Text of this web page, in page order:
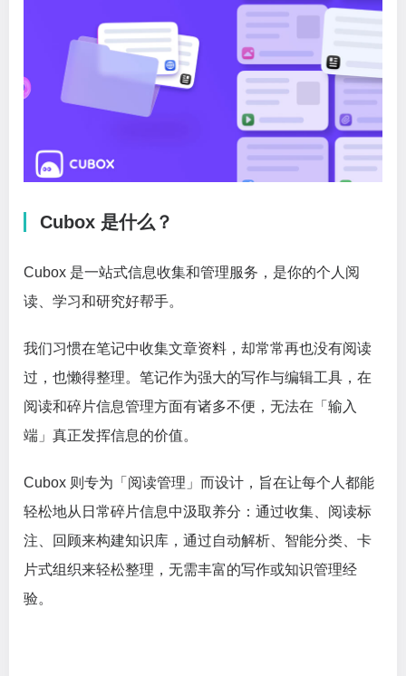
Cubox 是什么？
Cubox 是一站式信息收集和管理服务，是你的个人阅
读、学习和研究好帮手。
我们习惯在笔记中收集文章资料，却常常再也没有阅读
过，也懒得整理。笔记作为强大的写作与编辑工具，在
阅读和碎片信息管理方面有诸多不便，无法在「输入
端」真正发挥信息的价值。
Cubox 则专为「阅读管理」而设计，旨在让每个人都能
轻松地从日常碎片信息中汲取养分：通过收集、阅读标
注、回顾来构建知识库，通过自动解析、智能分类、卡
片式组织来轻松整理，无需丰富的写作或知识管理经
验。